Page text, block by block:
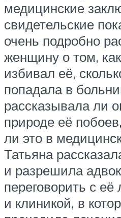
медицинские
свидетельские
очень подробно
женщину о том,
избивал её,
попадала в
рассказывала ли
природе её
ли это в
Татьяна
и разрешила
переговорить с
и клиникой, в